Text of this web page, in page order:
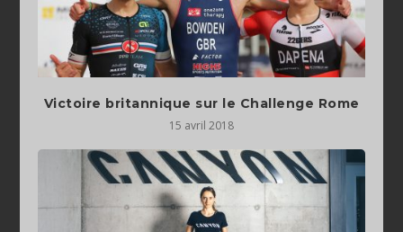
Victoire britannique sur le Challenge Rome
15 avril 2018